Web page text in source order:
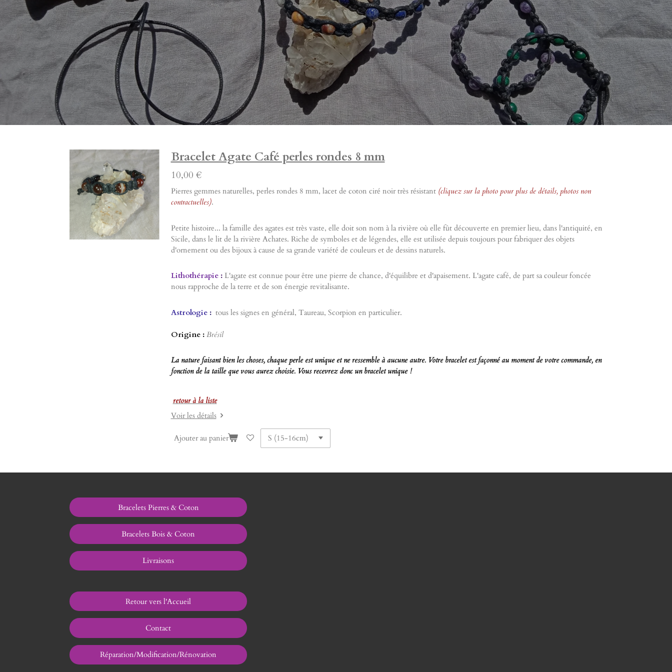
Bracelet Agate Café perles rondes 8 mm
10,00 €
Pierres gemmes naturelles, perles rondes 8 mm, lacet de coton ciré noir très résistant (cliquez sur la photo pour plus de détails, photos non
contractuelles).
Petite histoire... la famille des agates est très vaste, elle doit son nom à la rivière où elle fût découverte en premier lieu, dans l'antiquité, en
Sicile, dans le lit de la rivière Achates. Riche de symboles et de légendes, elle est utilisée depuis toujours pour fabriquer des objets
d'ornement ou des bijoux à cause de sa grande variété de couleurs et de dessins naturels.
Lithothérapie:L'agate est connue pour être une pierre de chance, d'équilibre et d'apaisement. L'agate café, de part sa couleur foncée
nous rapproche de la terre et de son énergie revitalisante.
Astrologie:tous les signes en général, Taureau, Scorpion en particulier.
Origine : Brésil
La nature faisant bien les choses, chaque perle est unique et ne ressemble à aucune autre. Votre bracelet est façonné au moment de votre commande, en
fonction de la taille que vous aurez choisie. Vous recevrez donc un bracelet unique !
retour à la liste
Voir les détails
Ajouter au panier
Bracelets Pierres & Coton
Bracelets Bois & Coton
Livraisons
Retour vers l'Accueil
Contact
Réparation/Modification/Rénovation